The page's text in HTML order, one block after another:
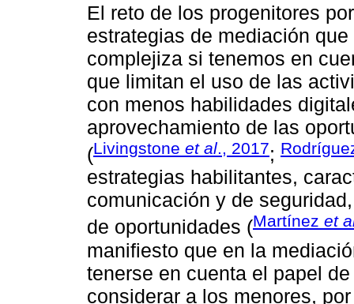
El reto de los progenitores
estrategias de mediación
complejiza si tenemos en
que limitan el uso de las
con menos habilidades
aprovechamiento de las
(Livingstone et al., 2017;
estrategias habilitantes,
comunicación y de
de oportunidades (Martínez et
manifiesto que en la
tenerse en cuenta el papel
considerar a los menores,